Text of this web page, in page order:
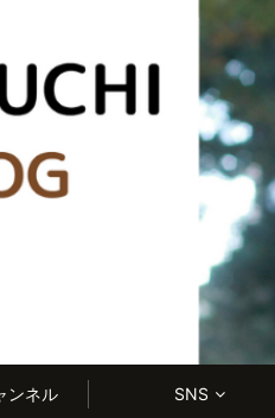
ンネル SNS